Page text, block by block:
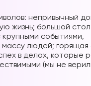
непривычный
жизнь; большой стол
событиями,
людей; горящая
в делах, которые
(мы не